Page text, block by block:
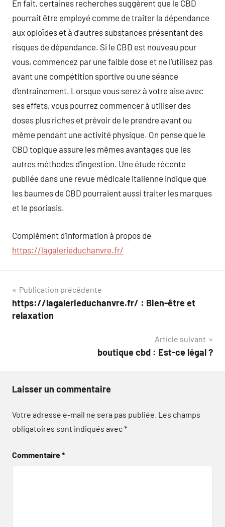
En fait, certaines recherches suggèrent que le CBD
pourrait être employé comme de traiter la dépendance
aux opioïdes et à d’autres substances présentant des
risques de dépendance. Si le CBD est nouveau pour
vous, commencez par une faible dose et ne l’utilisez pas
avant une compétition sportive ou une séance
d’entraînement. Lorsque vous serez à votre aise avec
ses effets, vous pourrez commencer à utiliser des
doses plus riches et prévoir de le prendre avant ou
même pendant une activité physique. On pense que le
CBD topique assure les mêmes avantages que les
autres méthodes d’ingestion. Une étude récente
publiée dans une revue médicale italienne indique que
les baumes de CBD pourraient aussi traiter les marques
et le psoriasis.
Complément d’information à propos de
https://lagalerieduchanvre.fr/
Navigation
de
Publication précédente
https://lagalerieduchanvre.fr/ : Bien-être et
relaxation
Article suivant
boutique cbd : Est-ce légal ?
Laisser un commentaire
Votre adresse e-mail ne sera pas publiée. Les champs
obligatoires sont indiqués avec*
Commentaire*